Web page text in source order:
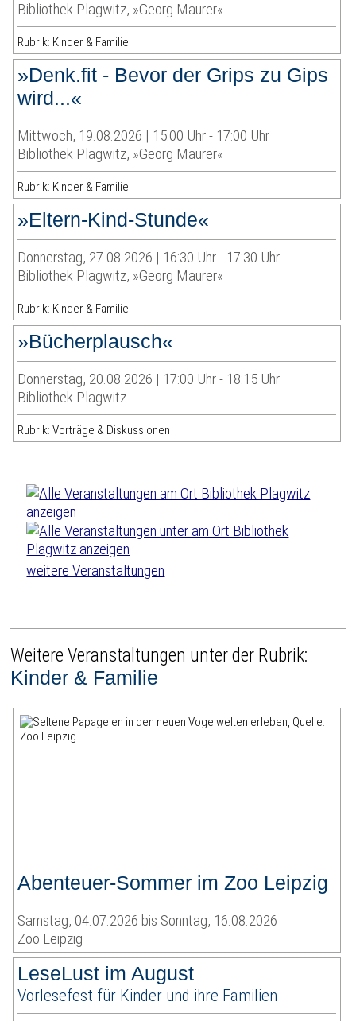
Bibliothek Plagwitz, »Georg Maurer«
Rubrik: Kinder & Familie
»Denk.fit - Bevor der Grips zu Gips
wird...«
Mittwoch, 19.08.2026 | 15:00 Uhr - 17:00 Uhr
Bibliothek Plagwitz, »Georg Maurer«
Rubrik: Kinder & Familie
»Eltern-Kind-Stunde«
Donnerstag, 27.08.2026 | 16:30 Uhr - 17:30 Uhr
Bibliothek Plagwitz, »Georg Maurer«
Rubrik: Kinder & Familie
»Bücherplausch«
Donnerstag, 20.08.2026 | 17:00 Uhr - 18:15 Uhr
Bibliothek Plagwitz
Rubrik: Vorträge & Diskussionen
weitere Veranstaltungen
Weitere Veranstaltungen unter der Rubrik:
Kinder & Familie
Abenteuer-Sommer im Zoo Leipzig
Samstag, 04.07.2026 bis Sonntag, 16.08.2026
Zoo Leipzig
LeseLust im August
Vorlesefest für Kinder und ihre Familien